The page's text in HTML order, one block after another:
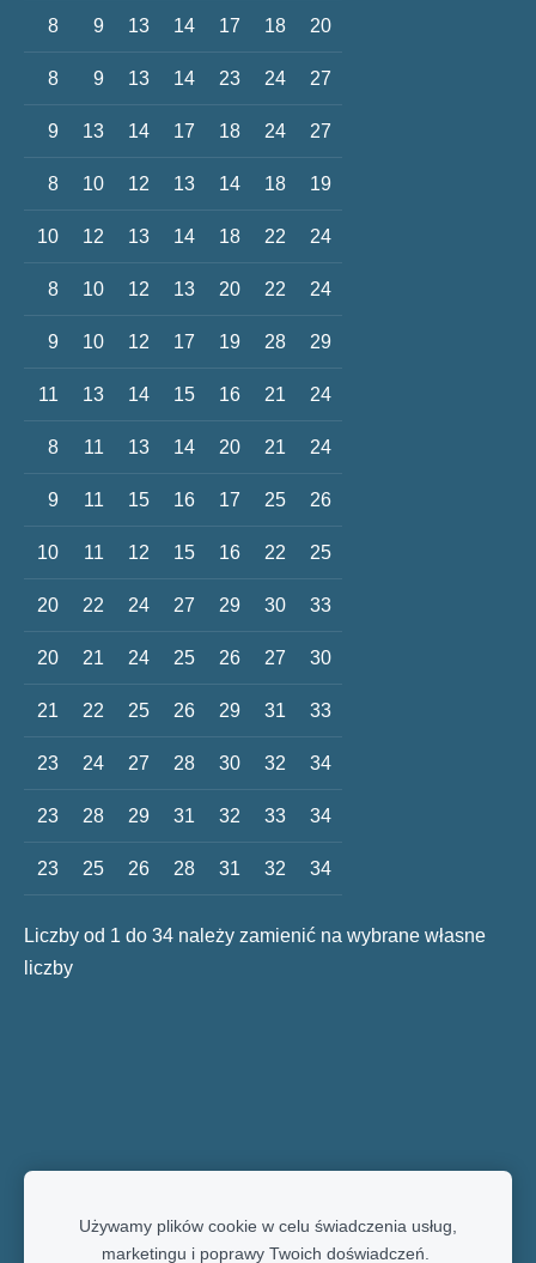
8 9 13 14 17 18 20
8 9 13 14 23 24 27
9 13 14 17 18 24 27
8 10 12 13 14 18 19
10 12 13 14 18 22 24
8 10 12 13 20 22 24
9 10 12 17 19 28 29
11 13 14 15 16 21 24
8 11 13 14 20 21 24
9 11 15 16 17 25 26
10 11 12 15 16 22 25
20 22 24 27 29 30 33
20 21 24 25 26 27 30
21 22 25 26 29 31 33
23 24 27 28 30 32 34
23 28 29 31 32 33 34
23 25 26 28 31 32 34
Liczby od 1 do 34 należy zamienić na wybrane własne
liczby
Używamy plików cookie w celu świadczenia usług,
marketingu i poprawy Twoich doświadczeń.